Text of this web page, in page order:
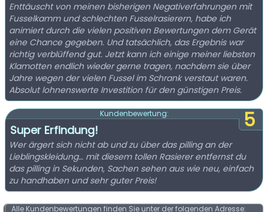
Enttäuscht von meinen bisherigen Negativerfahrungen mit
Fusselkamm und schlechten Fusselrasierern, habe ich
animiert durch die vielen positiven Bewertungen dem Gerät
eine Chance gegeben. Und tatsächlich, das Ergebnis war
richtig verblüffend gut. Jetzt kann ich einige meiner liebsten
Klamotten endlich wieder gerne tragen, nachdem sie über
Jahre wegen der vielen Fussel im Schrank verstaut waren.
Absolut lohnenswerte Investition für den günstigen Preis.
5
Kundenbewertung:
Super Erfindung!
Wer ärgert sich nicht ab und zu über das pilling an der
Lieblingskleidung… mit diesem tollen Rasierer entfernst du
das pilling in Sekunden, Sachen sehen aus wie neu, einfach
zu handhaben und sehr guter Preis!
Alle Kundenbewertungen finden Sie unter der folgenden Adresse: